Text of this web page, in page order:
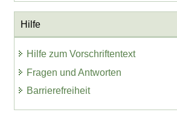
Hilfe
Hilfe zum Vorschriftentext
Fragen und Antworten
Barrierefreiheit